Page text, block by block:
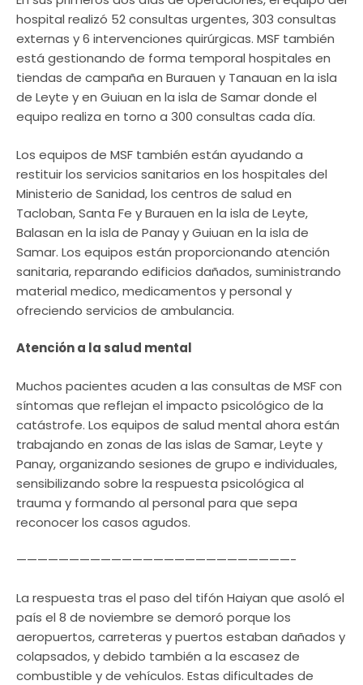
hospital realizó 52 consultas urgentes, 303 consultas
externas y 6 intervenciones quirúrgicas. MSF también
está gestionando de forma temporal hospitales en
tiendas de campaña en Burauen y Tanauan en la isla
de Leyte y en Guiuan en la isla de Samar donde el
equipo realiza en torno a 300 consultas cada día.
Los equipos de MSF también están ayudando a
restituir los servicios sanitarios en los hospitales del
Ministerio de Sanidad, los centros de salud en
Tacloban, Santa Fe y Burauen en la isla de Leyte,
Balasan en la isla de Panay y Guiuan en la isla de
Samar. Los equipos están proporcionando atención
sanitaria, reparando edificios dañados, suministrando
material medico, medicamentos y personal y
ofreciendo servicios de ambulancia.
Atención a la salud mental
Muchos pacientes acuden a las consultas de MSF con
síntomas que reflejan el impacto psicológico de la
catástrofe. Los equipos de salud mental ahora están
trabajando en zonas de las islas de Samar, Leyte y
Panay, organizando sesiones de grupo e individuales,
sensibilizando sobre la respuesta psicológica al
trauma y formando al personal para que sepa
reconocer los casos agudos.
——————————————————————————-
La respuesta tras el paso del tifón Haiyan que asoló el
país el 8 de noviembre se demoró porque los
aeropuertos, carreteras y puertos estaban dañados y
colapsados, y debido también a la escasez de
combustible y de vehículos. Estas dificultades de